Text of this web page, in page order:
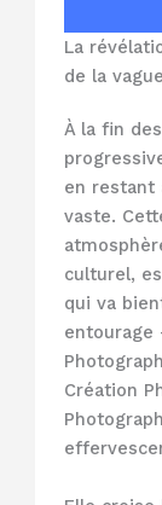
La
de la
À la fin
en restant
vaste.
culturel,
qui va
entourage
Création